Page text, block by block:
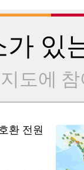
있
도에
환 전원